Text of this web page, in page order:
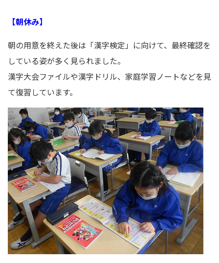
【朝休み】
朝の用意を終えた後は「漢字検定」に向けて、最終確認を
している姿が多く見られました。
漢字大会ファイルや漢字ドリル、家庭学習ノートなどを見
て復習しています。